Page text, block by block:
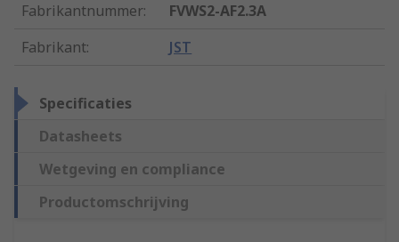
Fabrikantnummer:
FVWS2-AF2.3A
Fabrikant: JST
Specificaties
Datasheets
Wetgeving en compliance
Productomschrijving